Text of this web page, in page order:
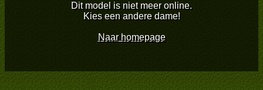
Dit model is niet meer online.
Kies een andere dame!
Naar homepage